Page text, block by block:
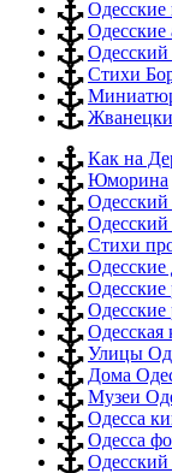
Одесские
Одесские
Стихи
Как на
Юморина
Одесский
Одесский
Стихи
Одесские
Одесские
Одесские
Одесская
Улицы
Дома
Музеи
Одесса
Одесса